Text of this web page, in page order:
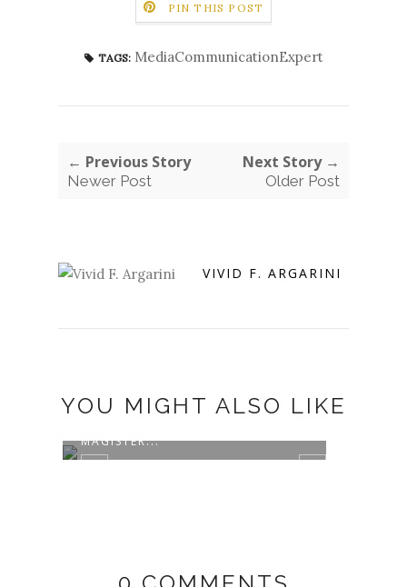
PIN THIS POST
TAGS: MediaCommunicationExpert
← Previous Story
Newer Post
Next Story →
Older Post
VIVID F. ARGARINI
YOU MIGHT ALSO LIKE
MAGISTER...